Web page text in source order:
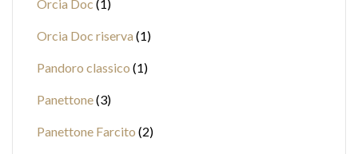
Orcia Doc 1
Orcia Doc riserva 1
Pandoro classico 1
Panettone 3
Panettone Farcito 2